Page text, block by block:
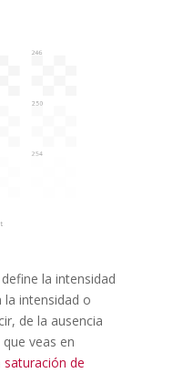
la intensidad
la intensidad o
de la ausencia
veas en
saturación de